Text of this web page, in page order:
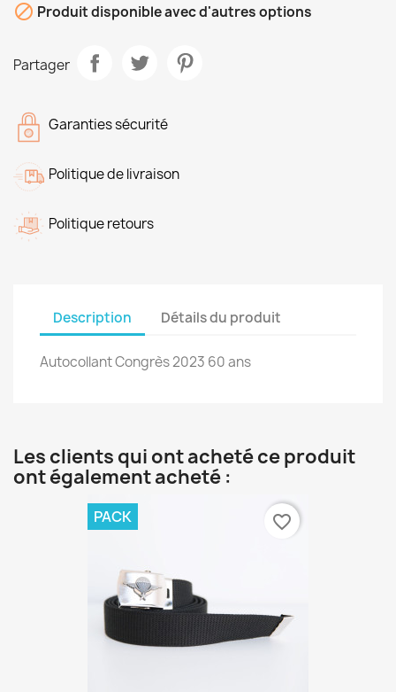
 Produit disponible avec d'autres options
Partager
Garanties sécurité
Politique de livraison
Politique retours
Description Détails du produit
Autocollant Congrès 2023 60 ans
Les clients qui ont acheté ce produit
ont également acheté :
PACK favorite_border